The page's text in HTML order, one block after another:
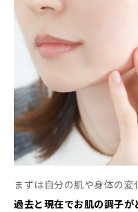
まずは自分の肌や身体の変
過去と現在でお肌の調子が